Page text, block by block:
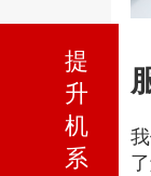
提
升
机
系